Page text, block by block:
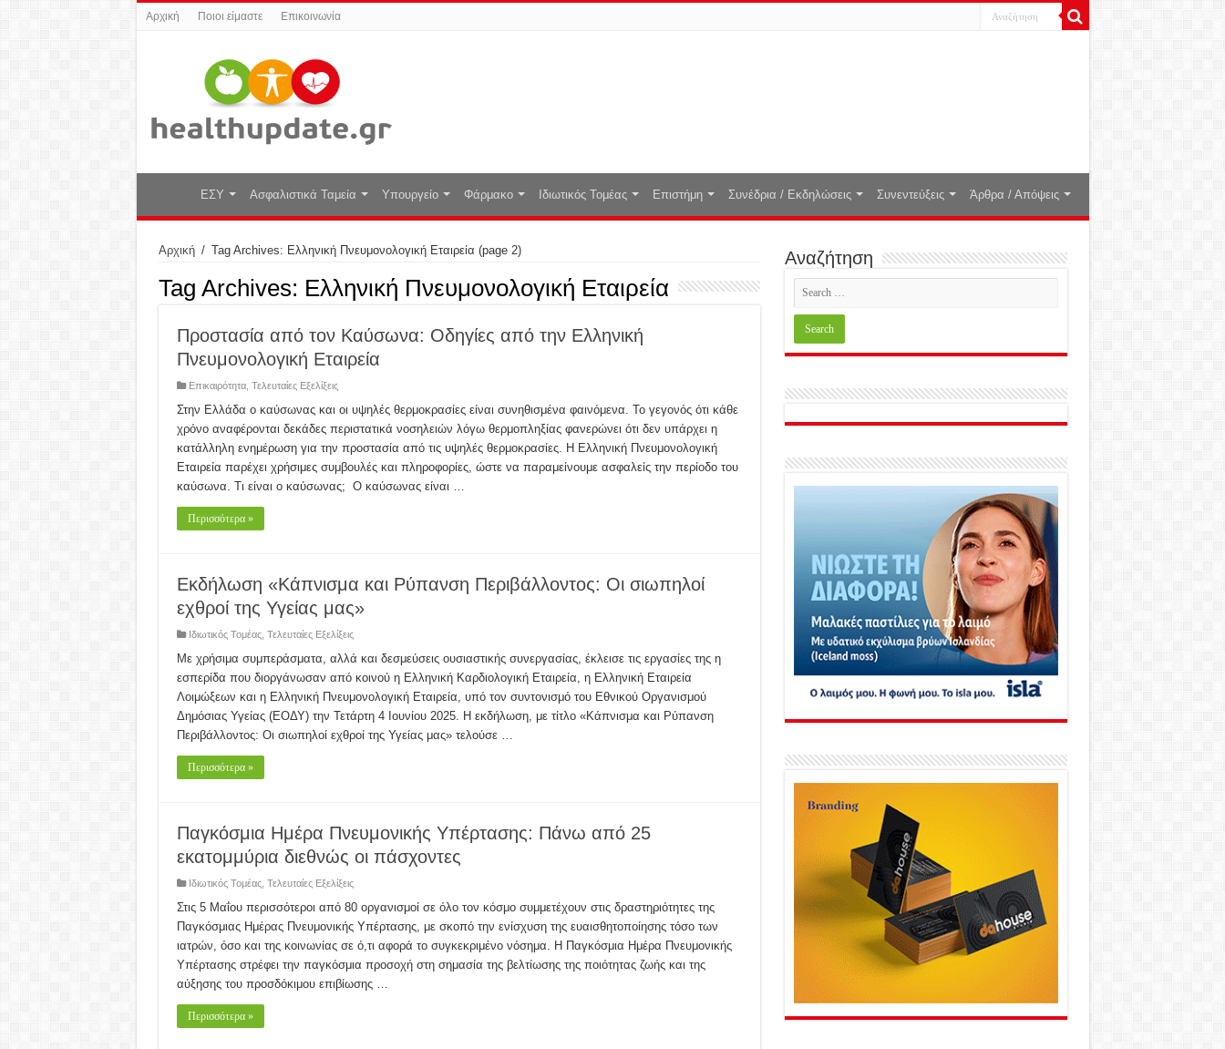
Αρχική Ποιοι είμαστε Επικοινωνία
ΕΣΥ Ασφαλιστικά Ταμεία Υπουργείο Φάρμακο Ιδιωτικός Τομέας Επιστήμη Συνέδρια / Εκδηλώσεις Συνεντεύξεις Άρθρα / Απόψεις
Αρχική / Tag Archives: Ελληνική Πνευμονολογική Εταιρεία (page 2)
Tag Archives: Ελληνική Πνευμονολογική Εταιρεία
Προστασία από τον Καύσωνα: Οδηγίες από την Ελληνική
Πνευμονολογική Εταιρεία
Επικαιρότητα, Τελευταίες Εξελίξεις
Στην Ελλάδα ο καύσωνας και οι υψηλές θερμοκρασίες είναι συνηθισμένα φαινόμενα. Το γεγονός ότι κάθε
χρόνο αναφέρονται δεκάδες περιστατικά νοσηλειών λόγω θερμοπληξίας φανερώνει ότι δεν υπάρχει η
κατάλληλη ενημέρωση για την προστασία από τις υψηλές θερμοκρασίες. Η Ελληνική Πνευμονολογική
Εταιρεία παρέχει χρήσιμες συμβουλές και πληροφορίες, ώστε να παραμείνουμε ασφαλείς την περίοδο του
καύσωνα. Τι είναι ο καύσωνας; Ο καύσωνας είναι …
Περισσότερα »
Εκδήλωση «Κάπνισμα και Ρύπανση Περιβάλλοντος: Οι σιωπηλοί
εχθροί της Υγείας μας»
Ιδιωτικός Τομέας, Τελευταίες Εξελίξεις
Με χρήσιμα συμπεράσματα, αλλά και δεσμεύσεις ουσιαστικής συνεργασίας, έκλεισε τις εργασίες της η
εσπερίδα που διοργάνωσαν από κοινού η Ελληνική Καρδιολογική Εταιρεία, η Ελληνική Εταιρεία
Λοιμώξεων και η Ελληνική Πνευμονολογική Εταιρεία, υπό τον συντονισμό του Εθνικού Οργανισμού
Δημόσιας Υγείας (ΕΟΔΥ) την Τετάρτη 4 Ιουνίου 2025. Η εκδήλωση, με τίτλο «Κάπνισμα και Ρύπανση
Περιβάλλοντος: Οι σιωπηλοί εχθροί της Υγείας μας» τελούσε …
Περισσότερα »
Παγκόσμια Ημέρα Πνευμονικής Υπέρτασης: Πάνω από 25
εκατομμύρια διεθνώς οι πάσχοντες
Ιδιωτικός Τομέας, Τελευταίες Εξελίξεις
Στις 5 Μαΐου περισσότεροι από 80 οργανισμοί σε όλο τον κόσμο συμμετέχουν στις δραστηριότητες της
Παγκόσμιας Ημέρας Πνευμονικής Υπέρτασης, με σκοπό την ενίσχυση της ευαισθητοποίησης τόσο των
ιατρών, όσο και της κοινωνίας σε ό,τι αφορά το συγκεκριμένο νόσημα. Η Παγκόσμια Ημέρα Πνευμονικής
Υπέρτασης στρέφει την παγκόσμια προσοχή στη σημασία της βελτίωσης της ποιότητας ζωής και της
αύξησης του προσδόκιμου επιβίωσης …
Περισσότερα »
Αναζήτηση